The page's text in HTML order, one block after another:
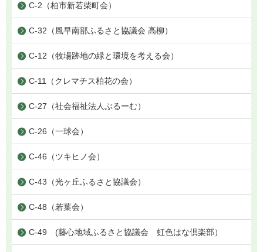
C-2（柏市新若柴町会）
C-32（風早南部ふるさと協議会 高柳）
C-12（牧場跡地の緑と環境を考える会）
C-11（クレマチス柏花の会）
C-27（社会福祉法人ぶるーむ）
C-26（一球会）
C-46（ツキヒノ会）
C-43（光ヶ丘ふるさと協議会）
C-48（若葉会）
C-49 (藤心地域ふるさと協議会 虹色はな倶楽部）